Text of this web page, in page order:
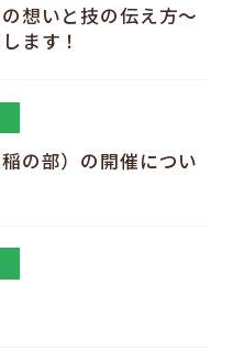
想いと技の伝え方～
ます！
の部）の開催につい